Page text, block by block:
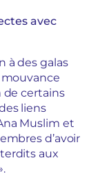
avec
à des galas
mouvance
de certains
liens
Muslim et
d’avoir
aux